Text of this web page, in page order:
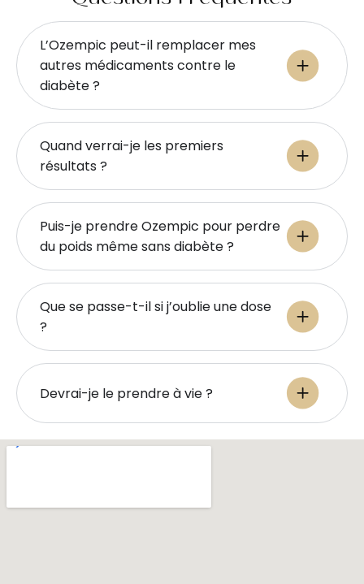
L’Ozempic peut-il remplacer mes
autres médicaments contre le
diabète ?
Quand verrai-je les premiers
résultats ?
Puis-je prendre Ozempic pour perdre
du poids même sans diabète ?
Que se passe-t-il si j’oublie une dose
?
Devrai-je le prendre à vie ?